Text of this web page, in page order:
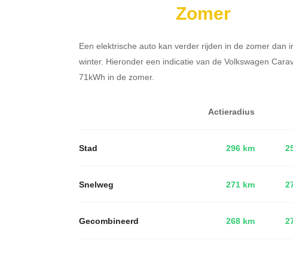
Zomer
Een elektrische auto kan verder rijden in de zomer dan
winter. Hieronder een indicatie van de Volkswagen
71kWh in de zomer.
Actieradius
Stad 296 km
Snelweg 271 km
Gecombineerd 268 km